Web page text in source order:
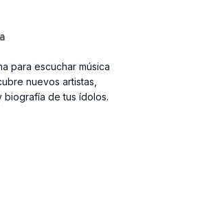
País [explícita]
para escuchar música
nuevos artistas,
biografía de tus ídolos.